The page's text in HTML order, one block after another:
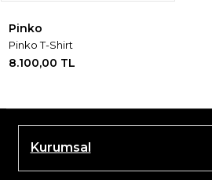
Pinko
Pinko T-Shirt
8.100,00 TL
Kurumsal